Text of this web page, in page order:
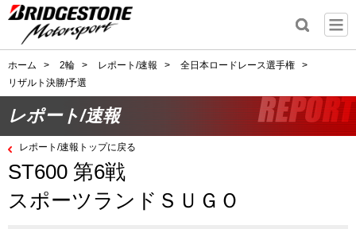
ホーム > 2輪 > レポート/速報 > 全日本ロードレース選手権
>
リザルト決勝/予選
レポート/速報
レポート/速報トップに戻る
ST600 第6戦
スポーツランドＳＵＧＯ